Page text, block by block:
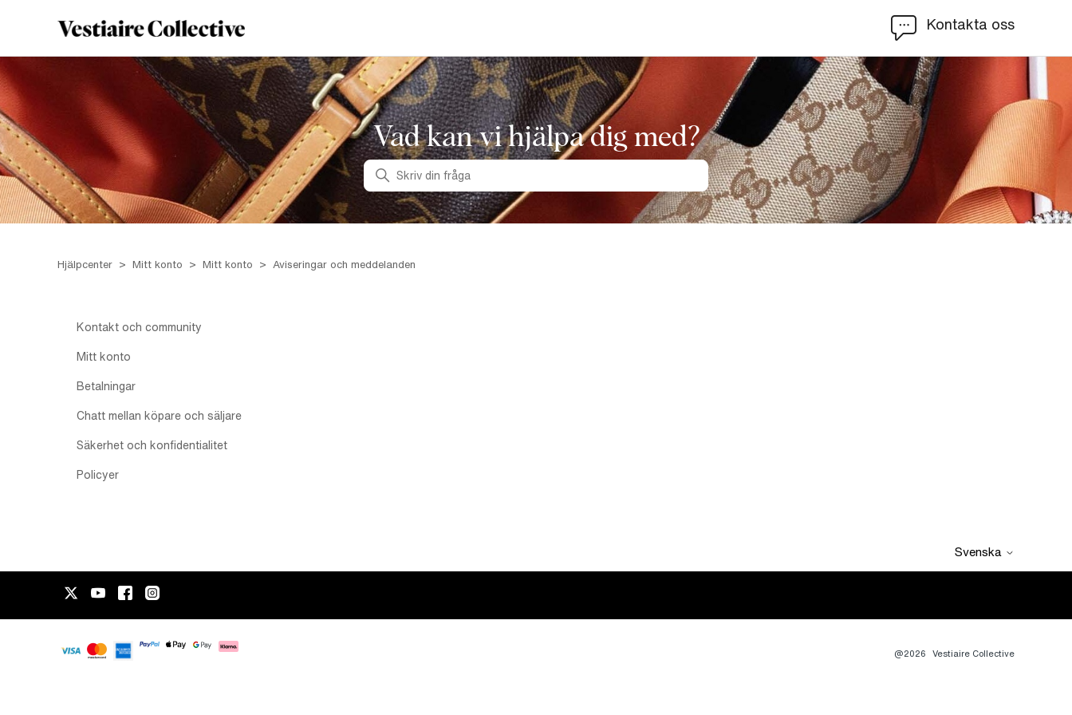
Kontakta oss
Vad kan vi hjälpa dig med?
Sök
Hjälpcenter Mitt konto Mitt konto Aviseringar och meddelanden
Kontakt och community
Mitt konto
Betalningar
Chatt mellan köpare och säljare
Säkerhet och konfidentialitet
Policyer
Svenska
@2026 Vestiaire Collective